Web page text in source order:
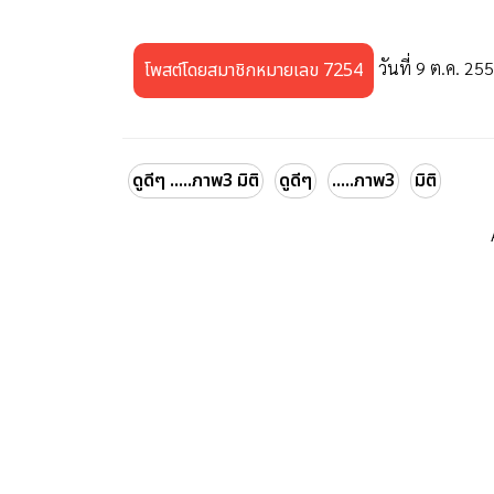
โพสต์โดยสมาชิกหมายเลข 7254 วันที่ 9 ต.ค.
ดูดีๆ .....ภาพ3 มิติ ดูดีๆ .....ภาพ3 มิติ